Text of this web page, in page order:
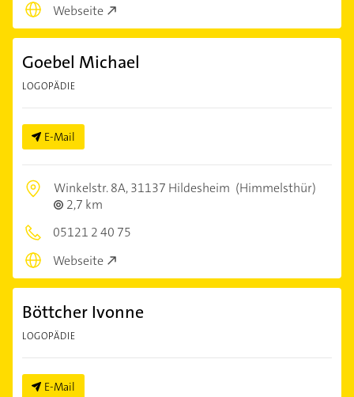
Webseite
Goebel Michael
LOGOPÄDIE
E-Mail
Winkelstr. 8A,31137 Hildesheim (Himmelsthür)
2,7 km
05121 2 40 75
Webseite
Böttcher Ivonne
LOGOPÄDIE
E-Mail